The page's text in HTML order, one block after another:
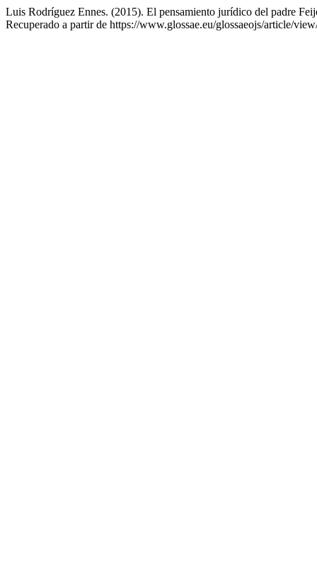
Luis Rodríguez Ennes. (2015). El pensamiento jurídico del padre
Recuperado a partir de https://www.glossae.eu/glossaeojs/article/